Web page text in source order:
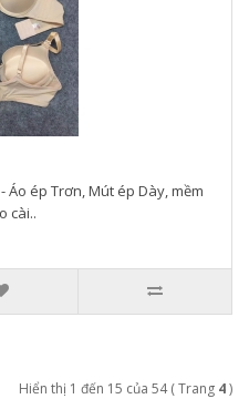
Áo ép Trơn, Mút ép Dày, mềm
cài..
Hiển thị 1 đến 15 của 54 ( Trang 4)